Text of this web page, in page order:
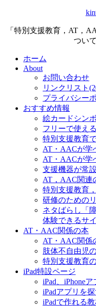
「特別支援教育，AT，
つい
ホーム
About
お問い合わせ
リンクリスト
プライバシー
おすすめ情報
絵カードシン
フリーで使え
特別支援教育
AT・AACが学
AT・AACが学
支援機器が常
AT，AAC関連
特別支援教育
研修のための
ネタばらし「
体験できるサ
AT・AAC関係の本
AT・AAC関係
肢体不自由児
特別支援教育
iPad特設ページ
iPad、iPhone
iPadアプリを
iPadで作れる